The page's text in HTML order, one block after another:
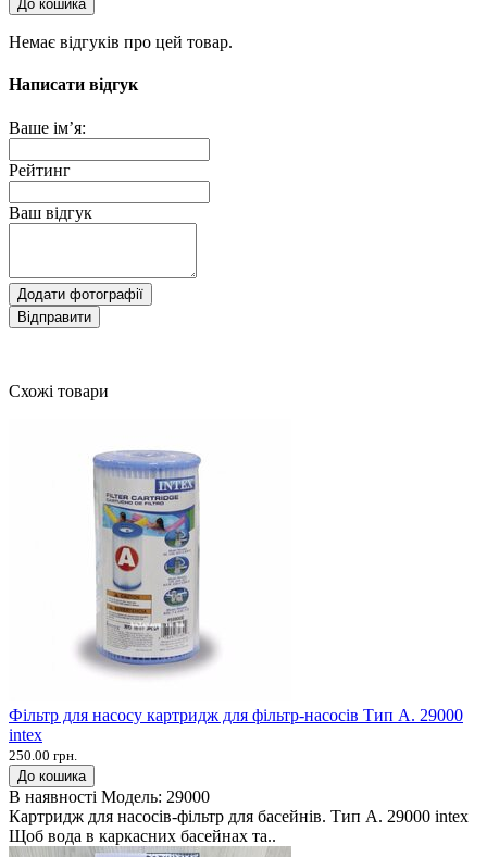
До кошика
Немає відгуків про цей товар.
Написати відгук
Ваше ім’я:
Рейтинг
Ваш відгук
Додати фотографії
Відправити
Схожі товари
Фільтр для насосу картридж для фільтр-насосів Тип А. 29000
intex
250.00 грн.
До кошика
В наявності Модель: 29000
Картридж для насосів-фільтр для басейнів. Тип А. 29000 intex
Щоб вода в каркасних басейнах та..